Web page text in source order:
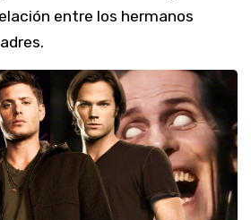
entre los hermanos